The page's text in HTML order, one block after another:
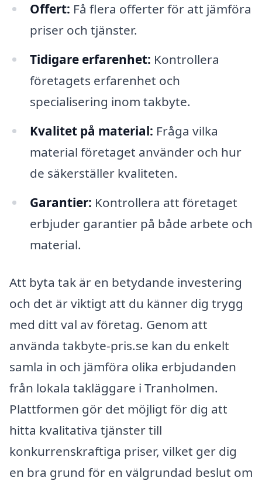
Offert: Få flera offerter för att jämföra
priser och tjänster.
Tidigare erfarenhet: Kontrollera
företagets erfarenhet och
specialisering inom takbyte.
Kvalitet på material: Fråga vilka
material företaget använder och hur
de säkerställer kvaliteten.
Garantier: Kontrollera att företaget
erbjuder garantier på både arbete och
material.
Att byta tak är en betydande investering
och det är viktigt att du känner dig trygg
med ditt val av företag. Genom att
använda takbyte-pris.se kan du enkelt
samla in och jämföra olika erbjudanden
från lokala takläggare i Tranholmen.
Plattformen gör det möjligt för dig att
hitta kvalitativa tjänster till
konkurrenskraftiga priser, vilket ger dig
en bra grund för en välgrundad beslut om